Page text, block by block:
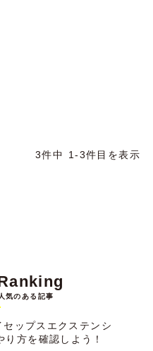
3件中 1-3件目を表示
気のある記事
ップスエクステンシ
り方を確認しよう！